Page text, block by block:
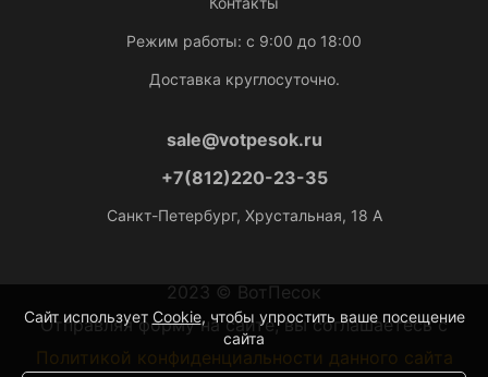
Режим работы: с 9:00 до 18:00
Доставка круглосуточно.
sale@votpesok.ru
+7(812)220-23-35
Санкт-Петербург, Хрустальная, 18 А
2023 © ВотПесок
Отправляя форму на сайте, вы соглашаетесь с
Политикой конфиденциальности данного сайта
Сайт использует Cookie, чтобы упростить ваше посещение
сайта